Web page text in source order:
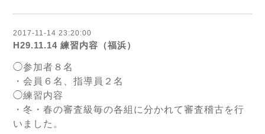
2017-11-14 23:20:00
H29.11.14 練習内容（福浜）
◯参加者８名
・会員６名、指導員２名
◯練習内容
・冬・春の審査級毎の各組に分かれて審査稽古を行
いました。